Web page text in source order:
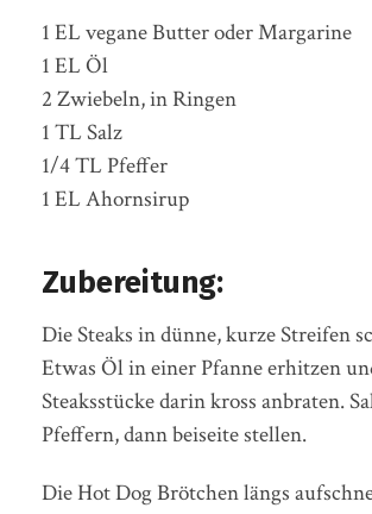
1 EL vegane Butter oder Margarine
1 EL Öl
2 Zwiebeln, in Ringen
1 TL Salz
1/4 TL Pfeffer
1 EL Ahornsirup
Zubereitung:
Die Steaks in dünne, kurze Streifen
Etwas Öl in einer Pfanne erhitzen
Steaksstücke darin kross anbraten.
Pfeffern, dann beiseite stellen.
Die Hot Dog Brötchen längs